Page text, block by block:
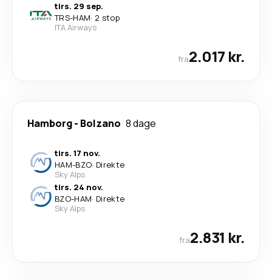
tirs. 29 sep.
TRS-HAM· 2 stop
ITA Airways
fra2.017 kr.
Hamborg- Bolzano 8 dage
tirs. 17 nov.
HAM-BZO· Direkte
Sky Alps
tirs. 24 nov.
BZO-HAM· Direkte
Sky Alps
fra2.831 kr.